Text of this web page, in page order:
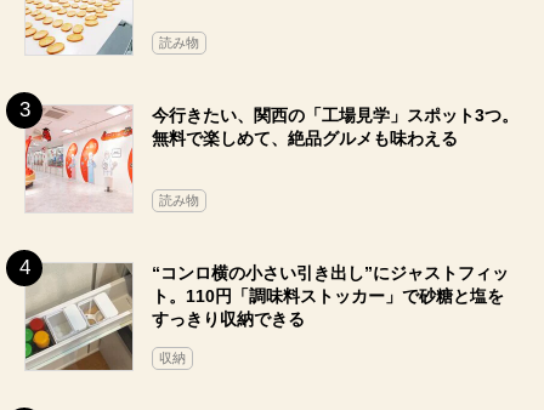
読み物
今行きたい、関西の「工場見学」スポット3つ。
無料で楽しめて、絶品グルメも味わえる
読み物
“コンロ横の小さい引き出し”にジャストフィッ
ト。110円「調味料ストッカー」で砂糖と塩を
すっきり収納できる
収納